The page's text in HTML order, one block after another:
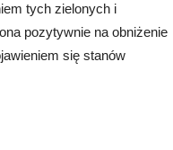
tych zielonych i
pozytywnie na obniżenie
się stanów